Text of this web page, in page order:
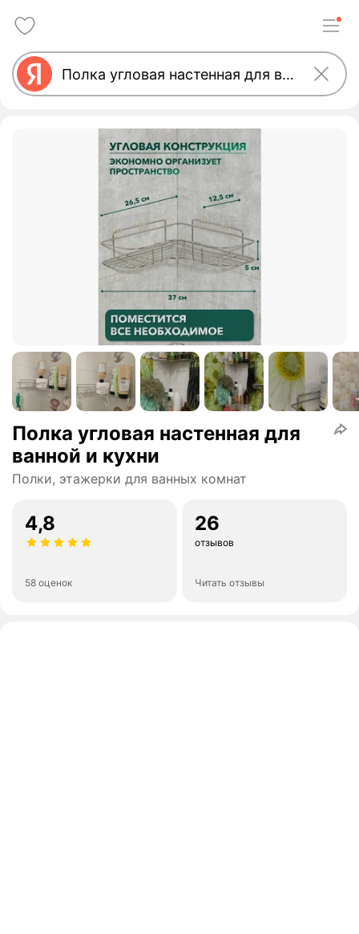
Полка угловая настенная для
ванной и кухни
Полки, этажерки для ванных комнат
4,8
58 оценок
26
отзывов
Читать отзывы